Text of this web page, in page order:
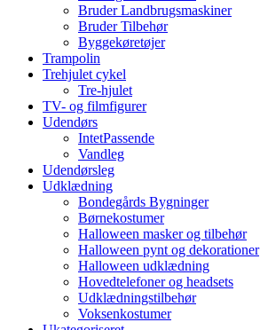
Bruder Landbrugsmaskiner
Bruder Tilbehør
Byggekøretøjer
Trampolin
Trehjulet cykel
Tre-hjulet
TV- og filmfigurer
Udendørs
IntetPassende
Vandleg
Udendørsleg
Udklædning
Bondegårds Bygninger
Børnekostumer
Halloween masker og tilbehør
Halloween pynt og dekorationer
Halloween udklædning
Hovedtelefoner og headsets
Udklædningstilbehør
Voksenkostumer